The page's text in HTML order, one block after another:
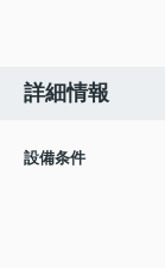
詳細情報
設備条件